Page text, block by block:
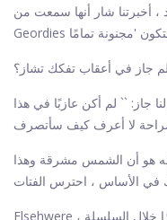
أخبرتنا شار أنها سمعت من
جاز في أعقاب تفكك تشاز؟
جاز: `` لم أكن عازبًا في هذا
هو أن الشمس مشرقة وهذا
Elsehwere ، بعد أن أبرم آرون ومارني الصفقة أخيرًا خلال السلسلة